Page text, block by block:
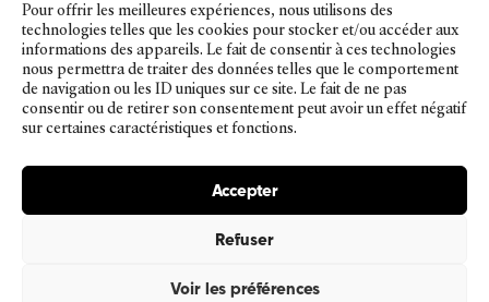
Pour offrir les meilleures expériences, nous utilisons des
technologies telles que les cookies pour stocker et/ou accéder aux
informations des appareils. Le fait de consentir à ces technologies
nous permettra de traiter des données telles que le comportement
de navigation ou les ID uniques sur ce site. Le fait de ne pas
consentir ou de retirer son consentement peut avoir un effet négatif
sur certaines caractéristiques et fonctions.
Accepter
Refuser
Voir les préférences
Interprofession du Vacherin Fribourgeois
Rue de la Condémine 56
1630 Bulle
Tél. + 41 (0) 26 919 87 56
info@vacherinfribourgeoisaop.ch
Déclaration de confidentialité